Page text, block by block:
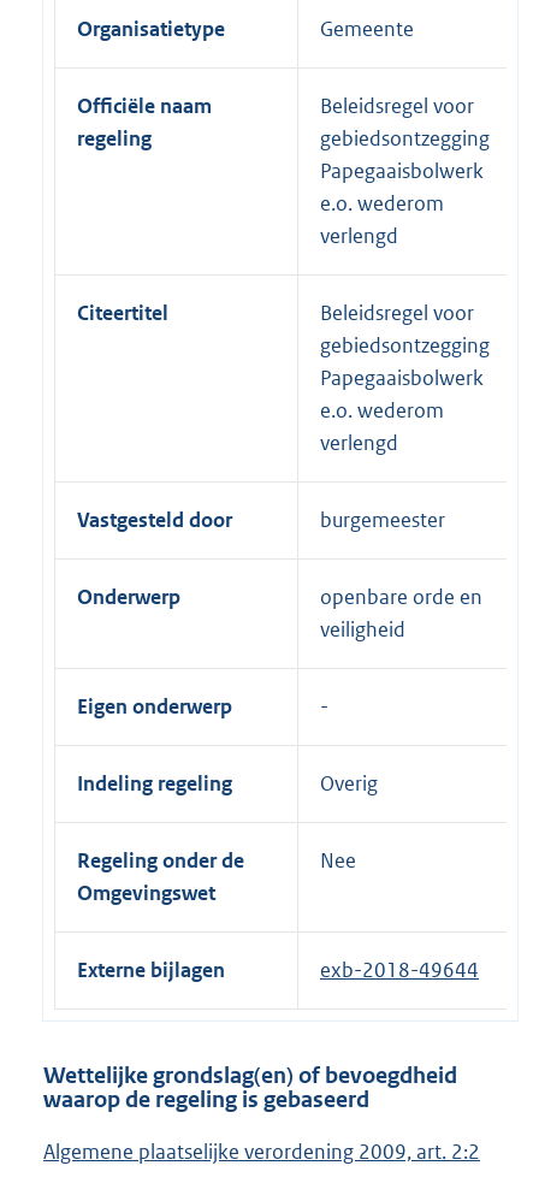
Organisatietype Gemeente
Officiële naam
regeling
Beleidsregel voor
gebiedsontzegging
Papegaaisbolwerk
e.o. wederom
verlengd
Citeertitel
Beleidsregel voor
gebiedsontzegging
Papegaaisbolwerk
e.o. wederom
verlengd
Vastgesteld door burgemeester
Onderwerp
openbare orde en
veiligheid
Eigen onderwerp
Indeling regeling Overig
Regeling onder de
Omgevingswet
Nee
Externe bijlagen exb-2018-49644
Wettelijke grondslag(en) of bevoegdheid
waarop de regeling is gebaseerd
Algemene plaatselijke verordening 2009, art. 2:2